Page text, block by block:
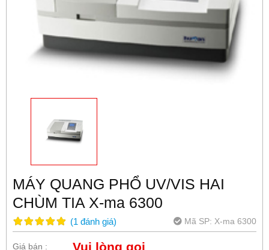
MÁY QUANG PHỔ UV/VIS HAI
CHÙM TIA X-ma 6300
(1 đánh giá) Mã SP: X-ma 6300
Giá bán : Vui lòng gọi